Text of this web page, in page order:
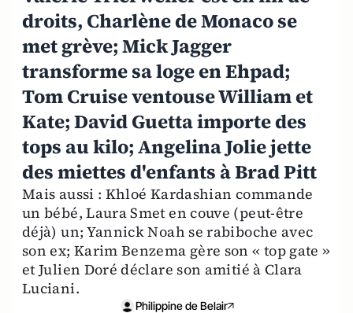
droits, Charlène de Monaco se
met grève; Mick Jagger
transforme sa loge en Ehpad;
Tom Cruise ventouse William et
Kate; David Guetta importe des
tops au kilo; Angelina Jolie jette
des miettes d'enfants à Brad Pitt
Mais aussi : Khloé Kardashian commande
un bébé, Laura Smet en couve (peut-être
déjà) un; Yannick Noah se rabiboche avec
son ex; Karim Benzema gère son « top gate »
et Julien Doré déclare son amitié à Clara
Luciani.
Philippine de Belair